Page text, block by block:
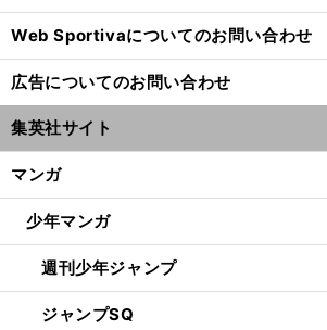
Web Sportivaについてのお問い合わせ
広告についてのお問い合わせ
集英社サイト
マンガ
少年マンガ
週刊少年ジャンプ
ジャンプSQ